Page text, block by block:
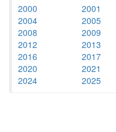
2000 2001
2004
2005
2008
2009
2012
2013
2016
2017
2020
2021
2024
2025